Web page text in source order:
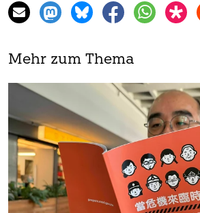
Mehr zum Thema